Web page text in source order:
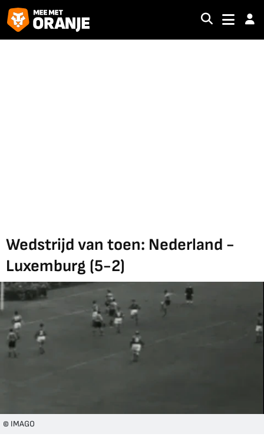
Wedstrijd van toen: Nederland -
Luxemburg (5-2)
© IMAGO